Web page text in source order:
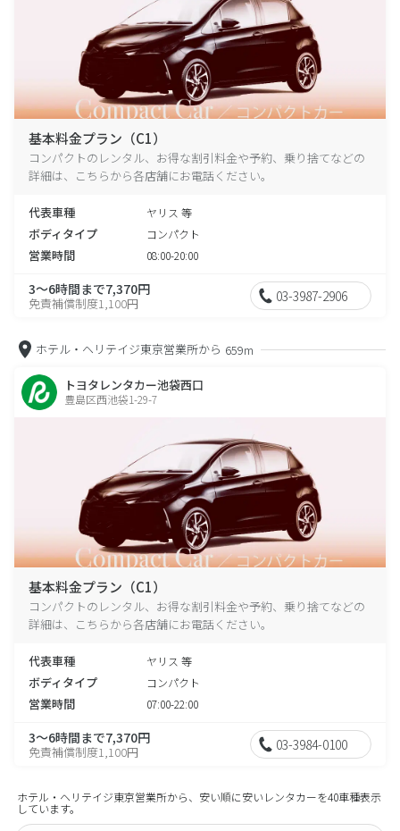
基本料金プラン（C1）
コンパクトのレンタル、お得な割引料金や予約、乗り捨てなどの
詳細は、こちらから各店舗にお電話ください。
代表車種 ヤリス 等
ボディタイプ コンパクト
営業時間 08:00-20:00
3～6時間まで7,370円
免責補償制度1,100円 03-3987-2906
ホテル・ヘリテイジ東京営業所から 659m
トヨタレンタカー池袋西口
豊島区西池袋1-29-7
基本料金プラン（C1）
コンパクトのレンタル、お得な割引料金や予約、乗り捨てなどの
詳細は、こちらから各店舗にお電話ください。
代表車種 ヤリス 等
ボディタイプ コンパクト
営業時間 07:00-22:00
3～6時間まで7,370円
免責補償制度1,100円 03-3984-0100
ホテル・ヘリテイジ東京営業所から、安い順に安いレンタカーを40車種表示
しています。